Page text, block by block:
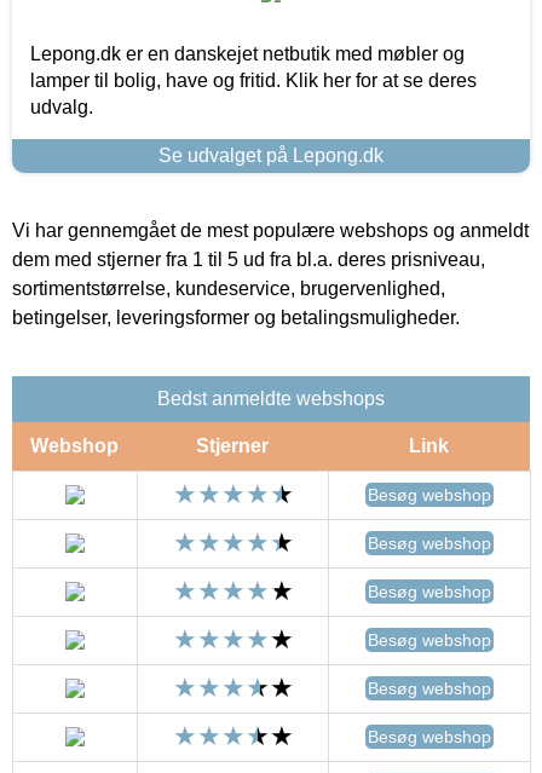
Lepong.dk er en danskejet netbutik med møbler og
lamper til bolig, have og fritid. Klik her for at se deres
udvalg.
Se udvalget på Lepong.dk
Vi har gennemgået de mest populære webshops og anmeldt
dem med stjerner fra 1 til 5 ud fra bl.a. deres prisniveau,
sortimentstørrelse, kundeservice, brugervenlighed,
betingelser, leveringsformer og betalingsmuligheder.
Bedst anmeldte webshops
Webshop Stjerner Link
Besøg webshop
Besøg webshop
Besøg webshop
Besøg webshop
Besøg webshop
Besøg webshop